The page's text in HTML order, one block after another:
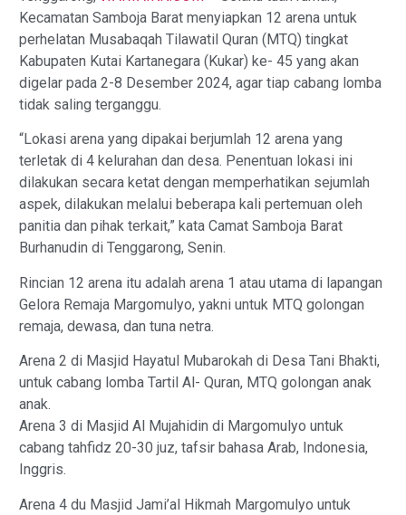
Kecamatan Samboja Barat menyiapkan 12 arena untuk
perhelatan Musabaqah Tilawatil Quran (MTQ) tingkat
Kabupaten Kutai Kartanegara (Kukar) ke- 45 yang akan
digelar pada 2-8 Desember 2024, agar tiap cabang lomba
tidak saling terganggu.
“Lokasi arena yang dipakai berjumlah 12 arena yang
terletak di 4 kelurahan dan desa. Penentuan lokasi ini
dilakukan secara ketat dengan memperhatikan sejumlah
aspek, dilakukan melalui beberapa kali pertemuan oleh
panitia dan pihak terkait,” kata Camat Samboja Barat
Burhanudin di Tenggarong, Senin.
Rincian 12 arena itu adalah arena 1 atau utama di lapangan
Gelora Remaja Margomulyo, yakni untuk MTQ golongan
remaja, dewasa, dan tuna netra.
Arena 2 di Masjid Hayatul Mubarokah di Desa Tani Bhakti,
untuk cabang lomba Tartil Al- Quran, MTQ golongan anak
anak.
Arena 3 di Masjid Al Mujahidin di Margomulyo untuk
cabang tahfidz 20-30 juz, tafsir bahasa Arab, Indonesia,
Inggris.
Arena 4 du Masjid Jami’al Hikmah Margomulyo untuk